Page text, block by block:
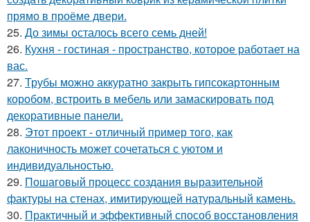
прямо в проёме двери.
25. До зимы осталось всего семь дней!
26. Кухня - гостиная - пространство, которое работает на
вас.
27. Трубы можно аккуратно закрыть гипсокартонным
коробом, встроить в мебель или замаскировать под
декоративные панели.
28. Этот проект - отличный пример того, как
лаконичность может сочетаться с уютом и
индивидуальностью.
29. Пошаговый процесс создания выразительной
фактуры на стенах, имитирующей натуральный камень.
30. Практичный и эффективный способ восстановления